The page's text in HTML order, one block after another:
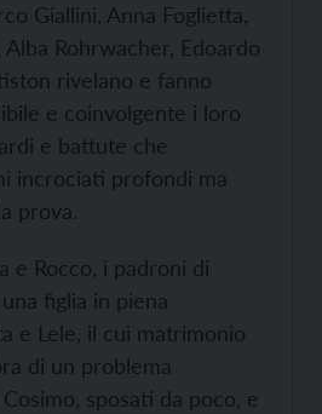
Giallini, Anna Foglietta,
Rohrwacher, Edoardo
rivelano e fanno
e coinvolgente i loro
e battute che
incrociati profondi ma
prova.
e Rocco, i padroni di
figlia in piena
e Lele, il cui matrimonio
di un problema
sposati da poco, e